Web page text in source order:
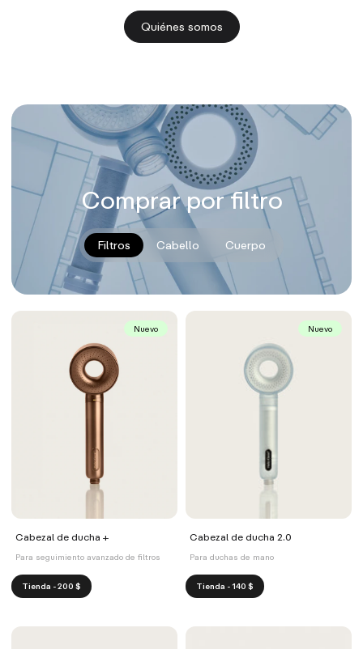
Quiénes somos
Comprar por filtro
Filtros Cabello Cuerpo
Nuevo
Cabezal de ducha +
Para seguimiento avanzado de filtros
Tienda - 200 $
Nuevo
Cabezal de ducha 2.0
Para duchas de mano
Tienda - 140 $